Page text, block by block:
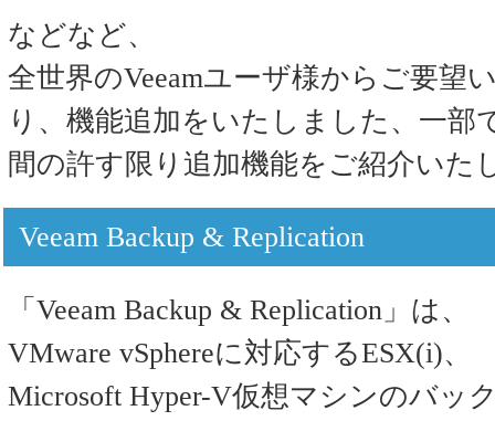
などなど、
全世界のVeeamユーザ様からご要望
り、機能追加をいたしました、一部
間の許す限り追加機能をご紹介いた
Veeam Backup & Replication
「Veeam Backup & Replication」は、
VMware vSphereに対応するESX(i)、
Microsoft Hyper-V仮想マシンのバッ